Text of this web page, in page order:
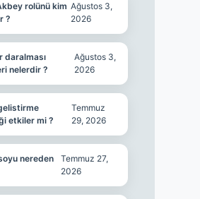
rolünü kim
?
Ağustos 3,
2026
daralması
nelerdir ?
Ağustos 3,
2026
etkiler mi ?
Temmuz
29, 2026
nereden
Temmuz 27,
2026